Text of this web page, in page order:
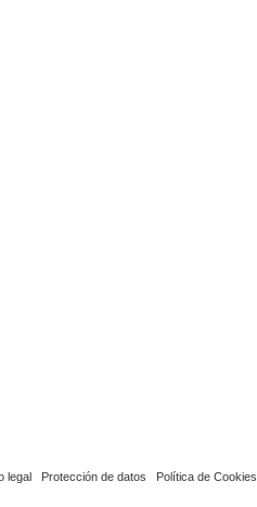
legal Protección de datos Política de Cookies